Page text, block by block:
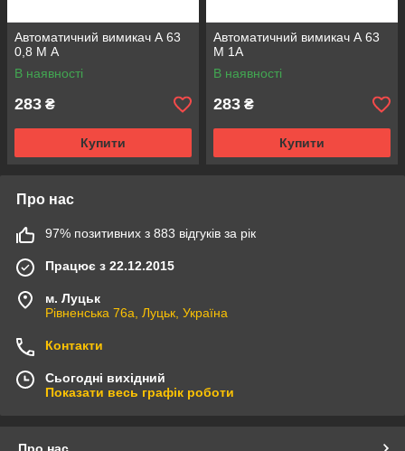
Автоматичний вимикач А 63
0,8 М А
В наявності
283 ₴
Купити
Автоматичний вимикач А 63
М 1А
В наявності
283 ₴
Купити
Про нас
97% позитивних з 883 відгуків за рік
Працює з 22.12.2015
м. Луцьк
Рівненська 76а, Луцьк, Україна
Контакти
Сьогодні вихідний
Показати весь графік роботи